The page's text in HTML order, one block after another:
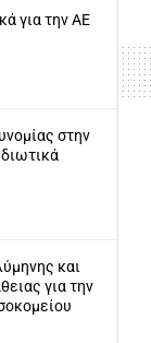
για την ΑΕ
στην
και
για την